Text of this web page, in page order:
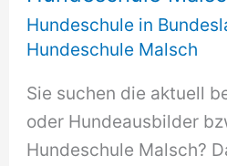
Hundeschule in
Hundeschule Malsch
Sie suchen die aktuell
oder Hundeausbilder
Hundeschule Malsch?